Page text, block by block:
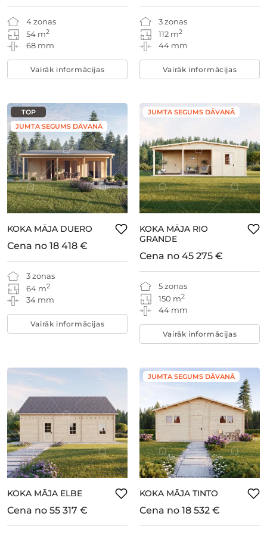
4 zonas
54 m2
68 mm
Vairāk informācijas
3 zonas
112 m2
44 mm
Vairāk informācijas
TOP
JUMTA SEGUMS DĀVANĀ
KOKA MĀJA DUERO
3 zonas
64 m2
34 mm
Cena no 18 418 €
Vairāk informācijas
JUMTA SEGUMS DĀVANĀ
KOKA MĀJA RIO
GRANDE
5 zonas
150 m2
44 mm
Cena no 45 275 €
Vairāk informācijas
KOKA MĀJA ELBE
Cena no 55 317 €
JUMTA SEGUMS DĀVANĀ
KOKA MĀJA TINTO
Cena no 18 532 €